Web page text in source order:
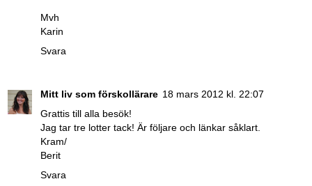
Mvh
Karin
Svara
Mitt liv som förskollärare 18 mars 2012 kl. 22:07
Grattis till alla besök!
Jag tar tre lotter tack! Är följare och länkar såklart.
Kram/
Berit
Svara